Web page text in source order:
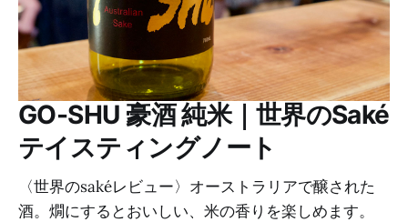
GO-SHU 豪酒 純米｜世界のSaké
テイスティングノート
〈世界のsakéレビュー〉オーストラリアで醸された
酒。燗にするとおいしい、米の香りを楽しめます。